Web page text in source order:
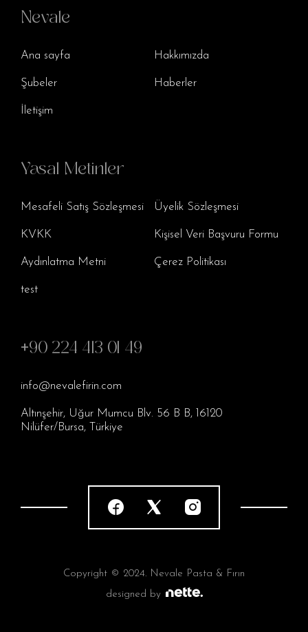
Nevale
Ana sayfa Hakkımızda
Şubeler Haberler
İletişim
Yasal Metinler
Mesafeli Satış Sözleşmesi Üyelik Sözleşmesi
KVKK Kişisel Veri Başvuru Formu
Aydınlatma Metni Çerez Politikası
test
+90 224 413 01 49
info@nevalefirin.com
Altınşehir, Uğur Mumcu Blv. 56 B B, 16120
Nilüfer/Bursa, Türkiye
Copyright © 2024. Nevale Pasta & Fırın
designed by